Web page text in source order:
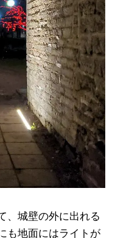
、城壁の外に出れる
も地面にはライトが